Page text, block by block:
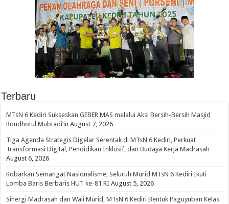
Terbaru
MTsN 6 Kediri Sukseskan GEBER MAS melalui Aksi Bersih-Bersih Masjid
Roudhotul Mubtadi’in August 7, 2026
Tiga Agenda Strategis Digelar Serentak di MTsN 6 Kediri, Perkuat
Transformasi Digital, Pendidikan Inklusif, dan Budaya Kerja Madrasah
August 6, 2026
Kobarkan Semangat Nasionalisme, Seluruh Murid MTsN 6 Kediri Ikuti
Lomba Baris Berbaris HUT ke-81 RI August 5, 2026
Sinergi Madrasah dan Wali Murid, MTsN 6 Kediri Bentuk Paguyuban Kelas